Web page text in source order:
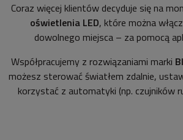
Coraz więcej klientów decyduje się na
oświetlenia LED, które można
dowolnego miejsca – za pomocą
Współpracujemy z rozwiązaniami marki
możesz sterować światłem zdalnie,
korzystać z automatyki (np. czujników